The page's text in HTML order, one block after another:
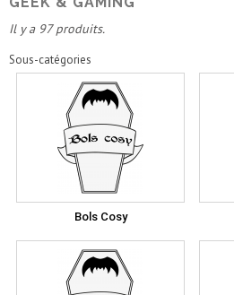
Il y a 97 produits.
Sous-catégories
Bols Cosy